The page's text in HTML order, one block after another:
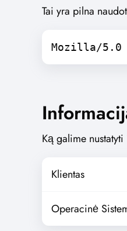
Tai yra pilna
Mozilla/5.0
Ką galime
Klientas
Operacinė